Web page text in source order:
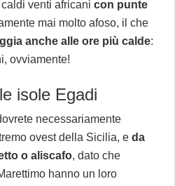
caldi venti africanicon punte
mai molto afoso, il che
anche alle ore più calde:
ovviamente!
isole Egadi
necessariamente
ovest della Sicilia, eda
o aliscafo, dato che
hanno un loro